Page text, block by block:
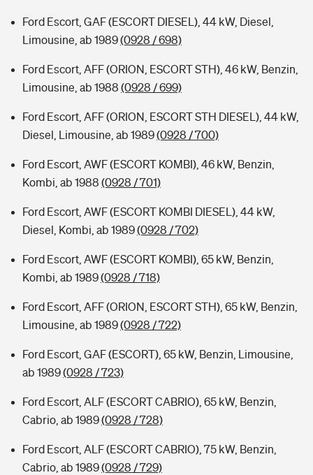
Ford Escort, GAF (ESCORT DIESEL), 44 kW, Diesel,
Limousine, ab 1989(0928 / 698)
Ford Escort, AFF (ORION, ESCORT STH), 46 kW, Benzin,
Limousine, ab 1988 (0928 / 699)
Ford Escort, AFF (ORION, ESCORT STH DIESEL), 44 kW,
Diesel, Limousine, ab 1989(0928 / 700)
Ford Escort, AWF (ESCORT KOMBI), 46 kW, Benzin,
Kombi, ab 1988 (0928 / 701)
Ford Escort, AWF (ESCORT KOMBI DIESEL), 44 kW,
Diesel, Kombi, ab 1989(0928 / 702)
Ford Escort, AWF (ESCORT KOMBI), 65 kW, Benzin,
Kombi, ab 1989(0928 / 718)
Ford Escort, AFF (ORION, ESCORT STH), 65 kW, Benzin,
Limousine, ab 1989(0928 / 722)
Ford Escort, GAF (ESCORT), 65 kW, Benzin, Limousine,
ab 1989(0928 / 723)
Ford Escort, ALF (ESCORT CABRIO), 65 kW, Benzin,
Cabrio, ab 1989(0928 / 728)
Ford Escort, ALF (ESCORT CABRIO), 75 kW, Benzin,
Cabrio, ab 1989(0928 / 729)